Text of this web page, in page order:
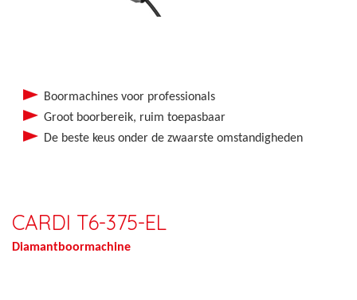
Boormachines voor professionals
Groot boorbereik, ruim toepasbaar
De beste keus onder de zwaarste omstandigheden
CARDI T6-375-EL
Diamantboormachine